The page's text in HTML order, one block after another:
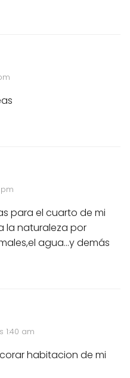
para el cuarto de mi
la naturaleza por
agua...y demás
1:40 am
habitacion de mi